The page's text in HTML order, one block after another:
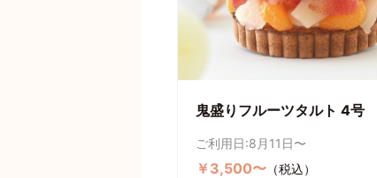
鬼盛りフルーツタルト 4号
ご利用日:8月11日〜
￥3,500〜 （税込）